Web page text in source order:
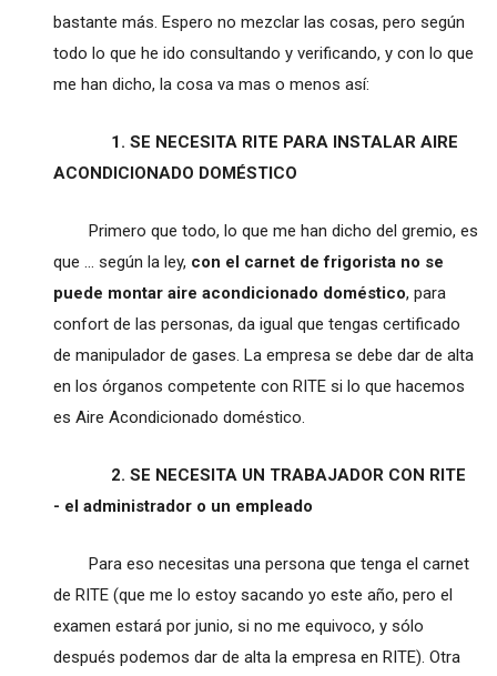
bastante más. Espero no mezclar las cosas, pero según
todo lo que he ido consultando y verificando, y con lo que
me han dicho, la cosa va mas o menos así:
1. SE NECESITA RITE PARA INSTALAR AIRE
ACONDICIONADO DOMÉSTICO
Primero que todo, lo que me han dicho del gremio, es
que ... según la ley, con el carnet de frigorista no se
puede montar aire acondicionado doméstico, para
confort de las personas, da igual que tengas certificado
de manipulador de gases. La empresa se debe dar de alta
en los órganos competente con RITE si lo que hacemos
es Aire Acondicionado doméstico.
2. SE NECESITA UN TRABAJADOR CON RITE
- el administrador o un empleado
Para eso necesitas una persona que tenga el carnet
de RITE (que me lo estoy sacando yo este año, pero el
examen estará por junio, si no me equivoco, y sólo
después podemos dar de alta la empresa en RITE). Otra